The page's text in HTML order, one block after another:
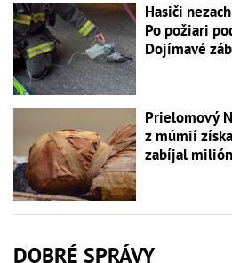
Hasiči
Po požiari
Dojímavé
Prielomový
z múmií
zabíjal
DOBRÉ SPRÁVY